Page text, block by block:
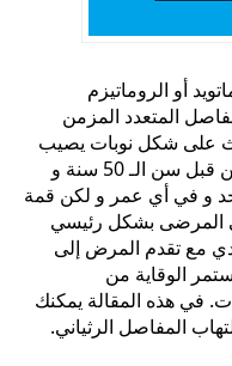
أو الروماتيزم
المتعدد المزمن
على شكل نوبات يصيب
النساء أكثر من الرجال بحوالي ضعفين قبل سن الـ 50 سنة و
و في أي عمر و لكن قمة
المرضى بشكل رئيسي
مع تقدم المرض إلى
الوقاية من
في هذه المقالة يمكنك
المفاصل الرثياني.